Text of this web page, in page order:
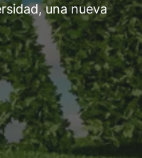
una nueva